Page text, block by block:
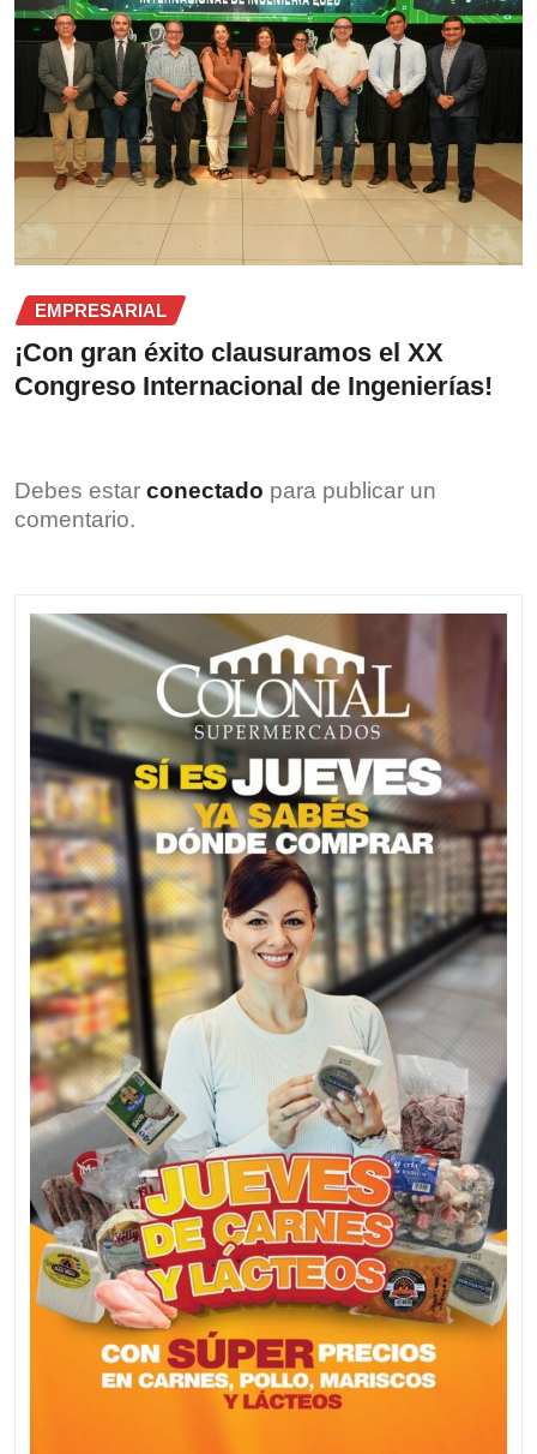
EMPRESARIAL
¡Con gran éxito clausuramos el XX
Congreso Internacional de Ingenierías!
Debes estar conectado para publicar un
comentario.